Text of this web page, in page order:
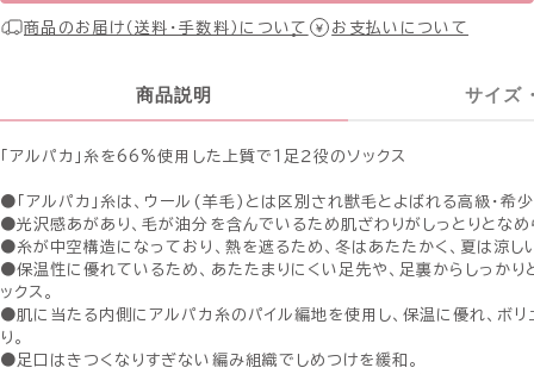
商品のお届け（送料・手数料）について お支払いについて
商品説明 サイズ
「アルパカ」糸を66%使用した上質で１足２役のソックス
●「アルパカ」糸は、ウール(羊毛)とは区別され獣毛とよばれる高級・希
●光沢感あがあり、毛が油分を含んでいるため肌ざわりがしっとりとなめ
●糸が中空構造になっており、熱を遮るため、冬はあたたかく、夏は涼し
●保温性に優れているため、あたたまりにくい足先や、足裏からしっかり
ックス。
●肌に当たる内側にアルパカ糸のパイル編地を使用し、保温に優れ、ボリ
り。
●足口はきつくなりすぎない編み組織でしめつけを緩和。